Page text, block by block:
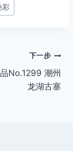
彩
下一步
No.1299 潮州
龙湖古寨